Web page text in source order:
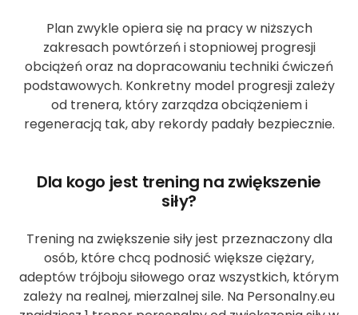
Plan zwykle opiera się na pracy w niższych
zakresach powtórzeń i stopniowej progresji
obciążeń oraz na dopracowaniu techniki ćwiczeń
podstawowych. Konkretny model progresji zależy
od trenera, który zarządza obciążeniem i
regeneracją tak, aby rekordy padały bezpiecznie.
Dla kogo jest trening na zwiększenie
siły?
Trening na zwiększenie siły jest przeznaczony dla
osób, które chcą podnosić większe ciężary,
adeptów trójboju siłowego oraz wszystkich, którym
zależy na realnej, mierzalnej sile. Na Personalny.eu